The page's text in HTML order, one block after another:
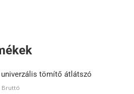
tömítő átlátszó
Bruttó